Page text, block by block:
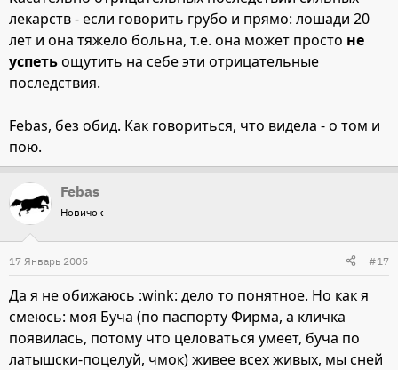
лекарств - если говорить грубо и прямо: лошади 20
лет и она тяжело больна, т.е. она может просто не
успетьощутить на себе эти отрицательные
последствия.
Febas, без обид. Как говориться, что видела - о том и
пою.
Febas
Новичок
17 Январь 2005 #17
Да я не обижаюсь :wink: дело то понятное. Но как я
смеюсь: моя Буча (по паспорту Фирма, а кличка
появилась, потому что целоваться умеет, буча по
латышски-поцелуй, чмок) живее всех живых, мы сней